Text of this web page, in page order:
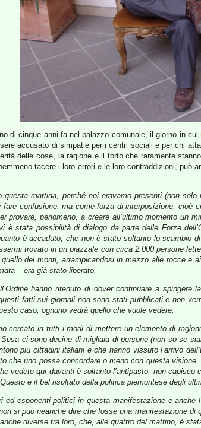
di cinque anni fa nel palazzo comunale, il giorno in cui
accusato di simpatie per i centri sociali e per chi
delle cose, la ragione e il torto che raramente
tacere i loro errori e le loro contraddizioni,
questa mattina, perché noi eravamo presenti (non
confusione, ma come forza di interposizione,
provare, perlomeno, a creare all’ultimo momento
è stata possibilità di dialogo da parte delle Forze
è accaduto, che non è stato soltanto lo scambio
trovato in un piazzale con circa 2.000 persone
dei monti, arrampicandosi in mezzo alle rocce e
– era già stato liberato.
hanno ritenuto di dover continuare a
fatti sui giornali non sono stati pubblicati e non
caso, ognuno vedrà quello che vuole vedere.
cercato in tutti i modi di mettere un elemento di
ci sono decine di migliaia di persone (non so se
più cittadini italiani e che hanno vissuto l’arrivo
che uno possa concordare o meno con questa
vedete qui davanti è soltanto l’antipasto; non
è il bel risultato della politica piemontese degli
ed esponenti politici in questa manifestazione e
si può neanche dire che fosse una manifestazione
diverse tra loro, che, alle quattro del mattino, è